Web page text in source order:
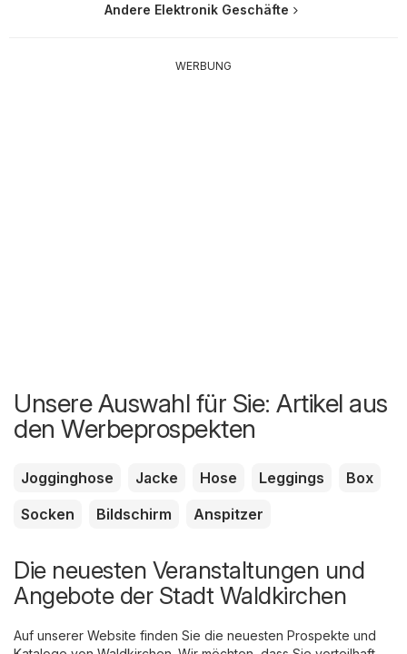
Andere Elektronik Geschäfte
WERBUNG
Unsere Auswahl für Sie: Artikel aus
den Werbeprospekten
Jogginghose Jacke Hose Leggings
Box
Socken
Bildschirm Anspitzer
Die neuesten Veranstaltungen und
Angebote der Stadt Waldkirchen
Auf unserer Website finden Sie die neuesten Prospekte und